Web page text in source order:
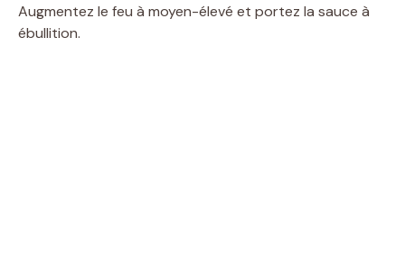
Augmentez le feu à moyen-élevé et portez la sauce à
ébullition.